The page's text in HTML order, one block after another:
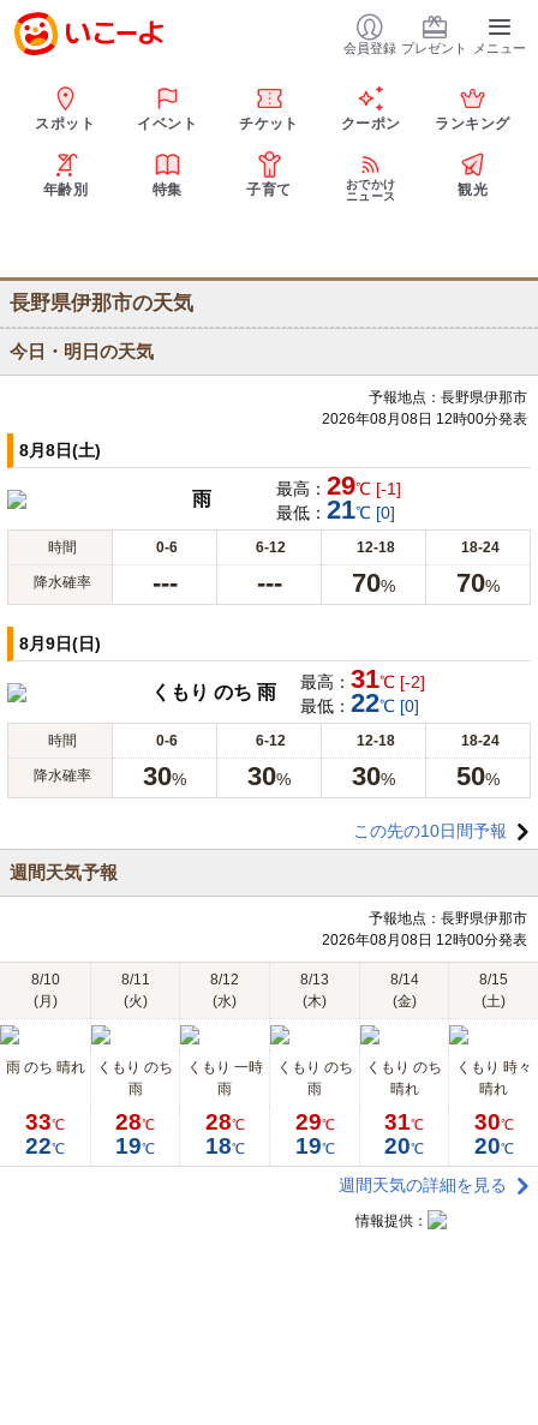
会員登録 プレゼント メニュー
スポット イベント チケット クーポン ランキング
年齢別 特集 子育て
おでかけ
ニュース
観光
長野県伊那市の天気
今日・明日の天気
予報地点：長野県伊那市
2026年08月08日 12時00分発表
8月8日(土)
雨 最高： 29℃ [-1]
最低： 21℃ [0]
時間 0-6 6-12 12-18 18-24
降水確率 --- --- 70% 70%
8月9日(日)
くもり のち 雨 最高： 31℃ [-2]
最低： 22℃ [0]
時間 0-6 6-12 12-18 18-24
降水確率 30% 30% 30% 50%
この先の10日間予報
週間天気予報
予報地点：長野県伊那市
2026年08月08日 12時00分発表
8/10
(月)
8/11
(火)
8/12
(水)
8/13
(木)
8/14
(金)
8/15
(土)
雨 のち 晴れ
くもり のち
雨
くもり 一時
雨
くもり のち
雨
くもり のち
晴れ
くもり 時々
晴れ
33℃
22℃
28℃
19℃
28℃
18℃
29℃
19℃
31℃
20℃
30℃
20℃
週間天気の詳細を見る
情報提供：